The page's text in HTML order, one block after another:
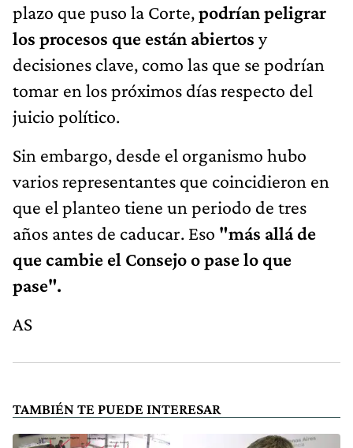
plazo que puso la Corte,podrían peligrar
los procesos que están abiertos y
decisiones clave, como las que se podrían
tomar en los próximos días respecto del
juicio político.
Sin embargo, desde el organismo hubo
varios representantes que coincidieron en
que el planteo tiene un periodo de tres
años antes de caducar. Eso "más allá de
que cambie el Consejo o pase lo que
pase".
AS
TAMBIÉN TE PUEDE INTERESAR